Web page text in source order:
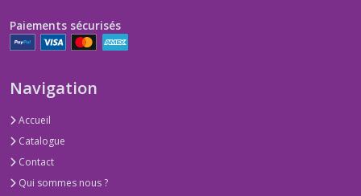
Paiements sécurisés
Navigation
Accueil
Catalogue
Contact
Qui sommes nous ?